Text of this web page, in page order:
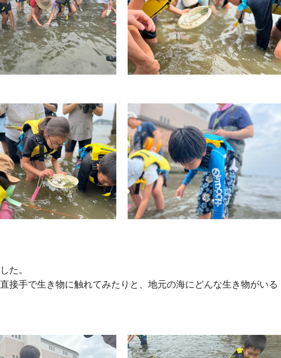
た。
手で生き物に触れてみたりと、地元の海にどんな生き物がいる